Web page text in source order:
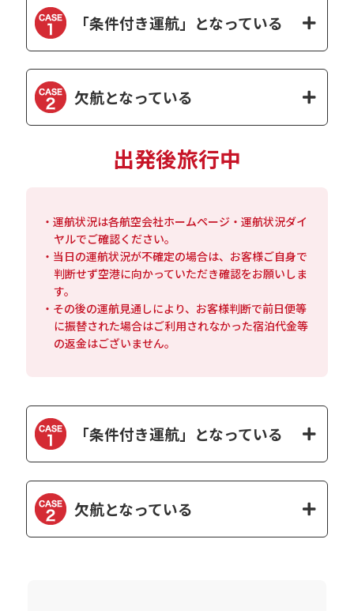
「条件付き運航」となっている
欠航となっている
出発後旅行中
・運航状況は各航空会社ホームページ・運航状況ダイ
ヤルでご確認ください。
・当日の運航状況が不確定の場合は、お客様ご自身で
判断せず空港に向かっていただき確認をお願いしま
す。
・その後の運航見通しにより、お客様判断で前日便等
に振替された場合はご利用されなかった宿泊代金等
の返金はございません。
「条件付き運航」となっている
欠航となっている